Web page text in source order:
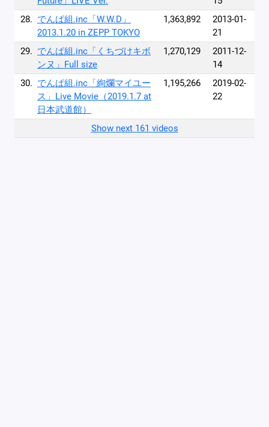
28. でんぱ組.inc「W.W.D」
2013.1.20 in ZEPP TOKYO
1,363,892
2013-01-
21
29. でんぱ組.inc「くちづけキボ
ンヌ」Full size
1,270,129
2011-12-
14
30. でんぱ組.inc「絢爛マイユー
ス」Live Movie（2019.1.7 at
日本武道館）
1,195,266
2019-02-
22
Show next 161 videos